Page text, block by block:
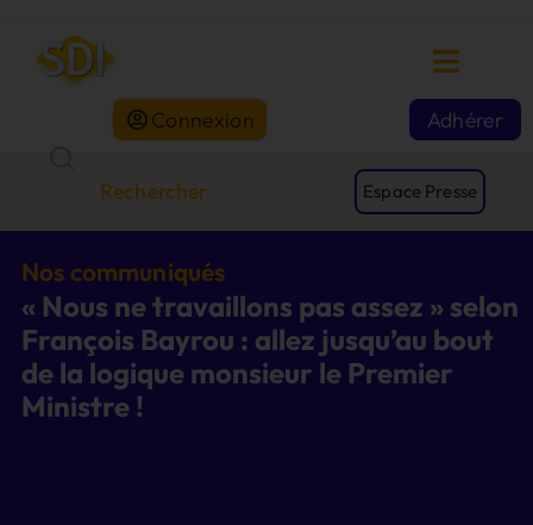
Connexion Adhérer
Espace Presse
Nos communiqués
« Nous ne travaillons pas assez » selon
François Bayrou : allez jusqu’au bout
de la logique monsieur le Premier
Ministre !